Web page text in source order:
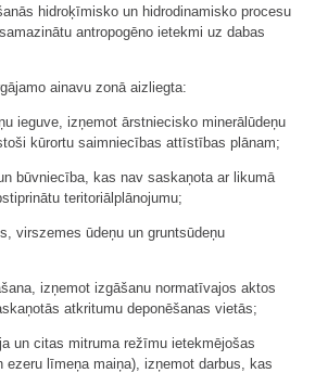
hidroķīmisko un hidrodinamisko procesu
antropogēno ietekmi uz dabas
ainavu zonā aizliegta:
ieguve, izņemot ārstniecisko minerālūdeņu
kūrortu saimniecības attīstības plānam;
būvniecība, kas nav saskaņota ar likumā
teritoriālplānojumu;
virszemes ūdeņu un gruntsūdeņu
izņemot izgāšanu normatīvajos aktos
atkritumu deponēšanas vietās;
un citas mitruma režīmu ietekmējošas
ezeru līmeņa maiņa), izņemot darbus, kas